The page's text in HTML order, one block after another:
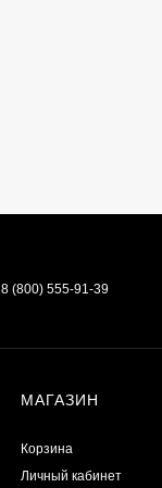
8 (800) 555-91-39
МАГАЗИН
Корзина
Личный кабинет